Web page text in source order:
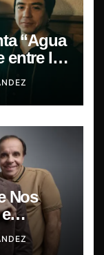
“Agua
entre la
Nos